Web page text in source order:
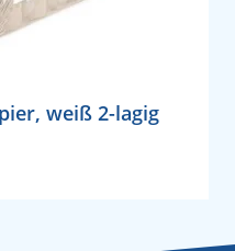
weiß 2-lagig